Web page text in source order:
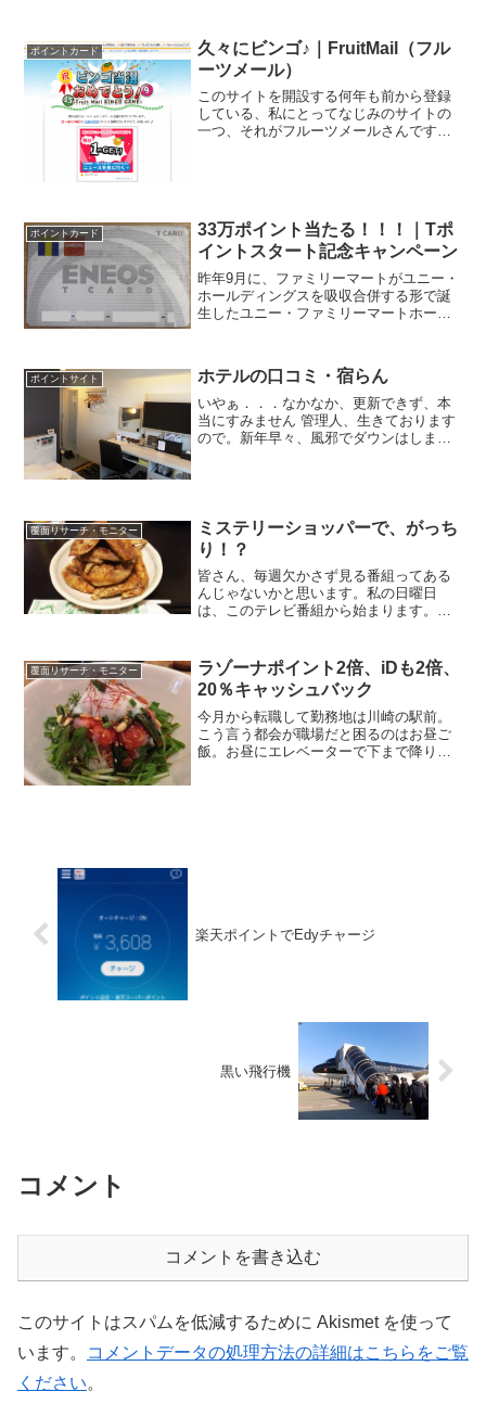
ポイントカード
久々にビンゴ♪｜FruitMail（フル
ーツメール）
このサイトを開設する何年も前から登録
している、私にとってなじみのサイトの
一つ、それがフルーツメールさんです。
ポイントカード
33万ポイント当たる！！！｜Tポ
イントスタート記念キャンペーン
昨年9月に、ファミリーマートがユニー・
ホールディングスを吸収合併する形で誕
生したユニー・ファミリーマートホール
ら、端的に言うと、ファミマがサークルK
サンクスを吸収したって...
ポイントサイト ホテルの口コミ・宿らん
いやぁ．．．なかなか、更新できず、本
当にすみません 管理人、生きております
ので。新年早々、風邪でダウンはしまし
覆面リサーチ・モニター
ミステリーショッパーで、がっち
り！？
皆さん、毎週欠かさず見る番組ってある
んじゃないかと思います。私の日曜日
は、このテレビ番組から始まります。応
の朝、朝食を食べた後にメールチェック
しながら見るってのが、日...
覆面リサーチ・モニター
ラゾーナポイント2倍、iDも2倍、
20％キャッシュバック
今月から転職して勤務地は川崎の駅前。
こう言う都会が職場だと困るのはお昼ご
飯。お昼にエレベーターで下まで降りよ
楽天ポイントでEdyチャージ
黒い飛行機
コメント
コメントを書き込む
このサイトはスパムを低減するために Akismet を使って
います。
コメントデータの処理方法の詳細はこちらをご覧
ください。